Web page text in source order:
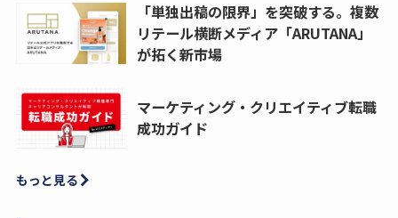
「単独出稿の限界」を突破する。複数
リテール横断メディア「ARUTANA」
が拓く新市場
マーケティング・クリエイティブ転職
成功ガイド
もっと見る